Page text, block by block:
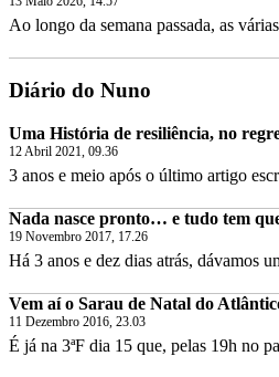
Ao longo da semana passada, as
Diário do Nuno
Uma História de resiliência, no
12 Abril 2021, 09.36
3 anos e meio após o último artigo
Nada nasce pronto… e tudo tem
19 Novembro 2017, 17.26
Há 3 anos e dez dias atrás, dávamos
Vem aí o Sarau de Natal do
11 Dezembro 2016, 23.03
É já na 3ªF dia 15 que, pelas 19h no